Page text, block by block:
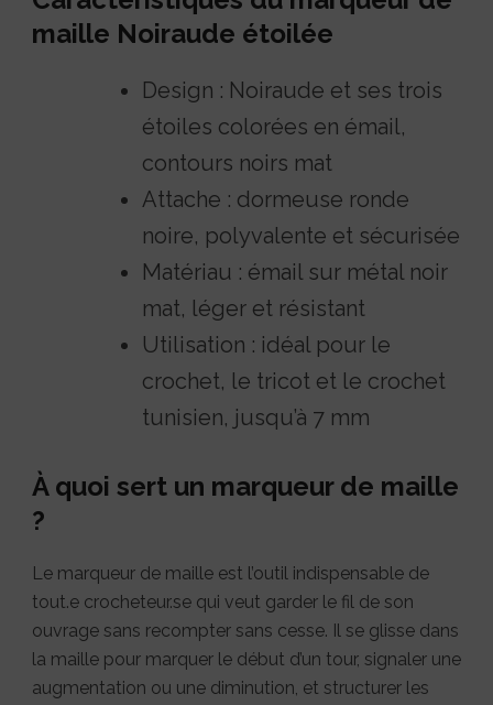
maille Noiraude étoilée
Design : Noiraude et ses trois
étoiles colorées en émail,
contours noirs mat
Attache : dormeuse ronde
noire, polyvalente et sécurisée
Matériau : émail sur métal noir
mat, léger et résistant
Utilisation : idéal pour le
crochet, le tricot et le crochet
tunisien, jusqu’à 7 mm
À quoi sert un marqueur de maille
?
Le marqueur de maille est l’outil indispensable de
tout.e crocheteur.se qui veut garder le fil de son
ouvrage sans recompter sans cesse. Il se glisse dans
la maille pour marquer le début d’un tour, signaler une
augmentation ou une diminution, et structurer les